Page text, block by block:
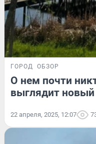
ГОРОД ОБЗОР
О нем почти
выглядит новый
22 апреля, 2025, 12:07